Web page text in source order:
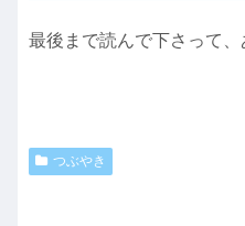
最後まで読んで下さって、
つぶやき